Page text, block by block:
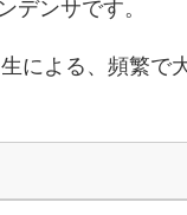
デンサです。
による、頻繁で